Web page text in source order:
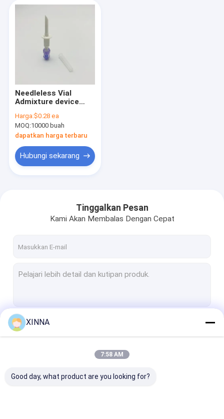
Needleless Vial
Admixture device
Resistant Check
Valve Port
Harga:$0.28 ea
MOQ:10000 buah
dapatkan harga terbaru
Hubungi sekarang
Tinggalkan Pesan
Kami Akan Membalas Dengan Cepat
XINNA
7:58 AM
Good day, what product are you looking for?